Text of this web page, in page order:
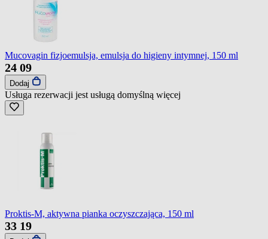
Mucovagin fizjoemulsja, emulsja do higieny intymnej, 150 ml
24 09
Dodaj
Usługa rezerwacji jest usługą domyślną więcej
Proktis-M, aktywna pianka oczyszczająca, 150 ml
33 19